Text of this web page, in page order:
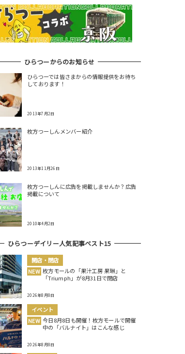
ひらつーからのお知らせ
ひらつーでは皆さまからの情報提供をお待ち
しております！
2013年7月2日
枚方つーしんメンバー紹介
2013年11月26日
枚方つーしんに広告を掲載しませんか？広告
掲載について
2010年4月2日
ひらつーデイリー人気記事ベスト15
開店・閉店
NEW 枚方モールの「果汁工房 果琳」と
「Triumph」が8月31日で閉店
2026年8月8日
イベント
NEW 今日8月8日も開催！枚方モールで開催
中の「バルナイト」はこんな感じ
2026年8月8日